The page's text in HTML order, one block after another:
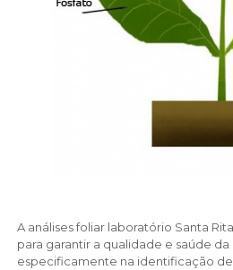
A análises foliar laboratório Santa
para garantir a qualidade e saúde da
especificamente na identificação de